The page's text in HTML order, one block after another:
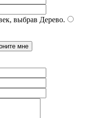
выбрав Дерево.